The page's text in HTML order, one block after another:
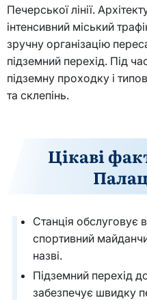
Печерської лінії.
інтенсивний міський
зручну організацію
підземний перехід. Під
підземну проходку і
та склепінь.
Цікаві
Станція обслуговує
спортивний
назві.
Підземний перехід
забезпечує швидку